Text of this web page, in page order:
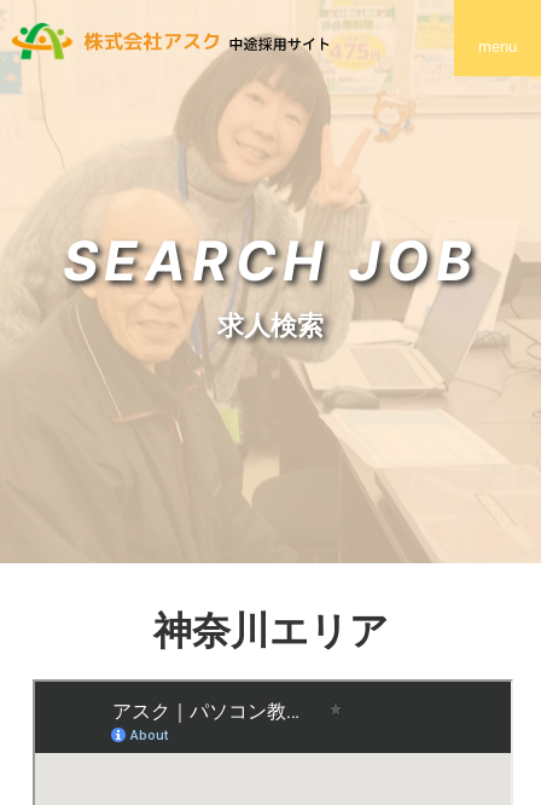
menu
SEARCH JOB
求人検索
神奈川エリア